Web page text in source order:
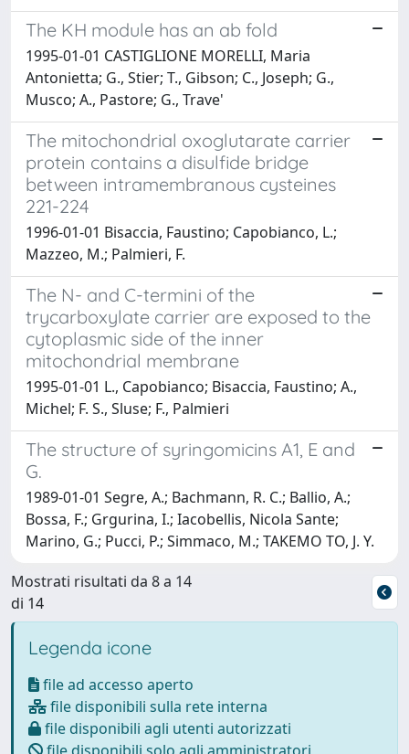
The KH module has an ab fold
1995-01-01 CASTIGLIONE MORELLI, Maria
Antonietta; G., Stier; T., Gibson; C., Joseph; G.,
Musco; A., Pastore; G., Trave'
The mitochondrial oxoglutarate carrier
protein contains a disulfide bridge
between intramembranous cysteines
221-224
1996-01-01 Bisaccia, Faustino; Capobianco, L.;
Mazzeo, M.; Palmieri, F.
The N- and C-termini of the
trycarboxylate carrier are exposed to the
cytoplasmic side of the inner
mitochondrial membrane
1995-01-01 L., Capobianco; Bisaccia, Faustino; A.,
Michel; F. S., Sluse; F., Palmieri
The structure of syringomicins A1, E and
G.
1989-01-01 Segre, A.; Bachmann, R. C.; Ballio, A.;
Bossa, F.; Grgurina, I.; Iacobellis, Nicola Sante;
Marino, G.; Pucci, P.; Simmaco, M.; TAKEMO TO, J. Y.
Mostrati risultati da 8 a 14
di 14
Legenda icone
file ad accesso aperto
file disponibili sulla rete interna
file disponibili agli utenti autorizzati
file disponibili solo agli amministratori